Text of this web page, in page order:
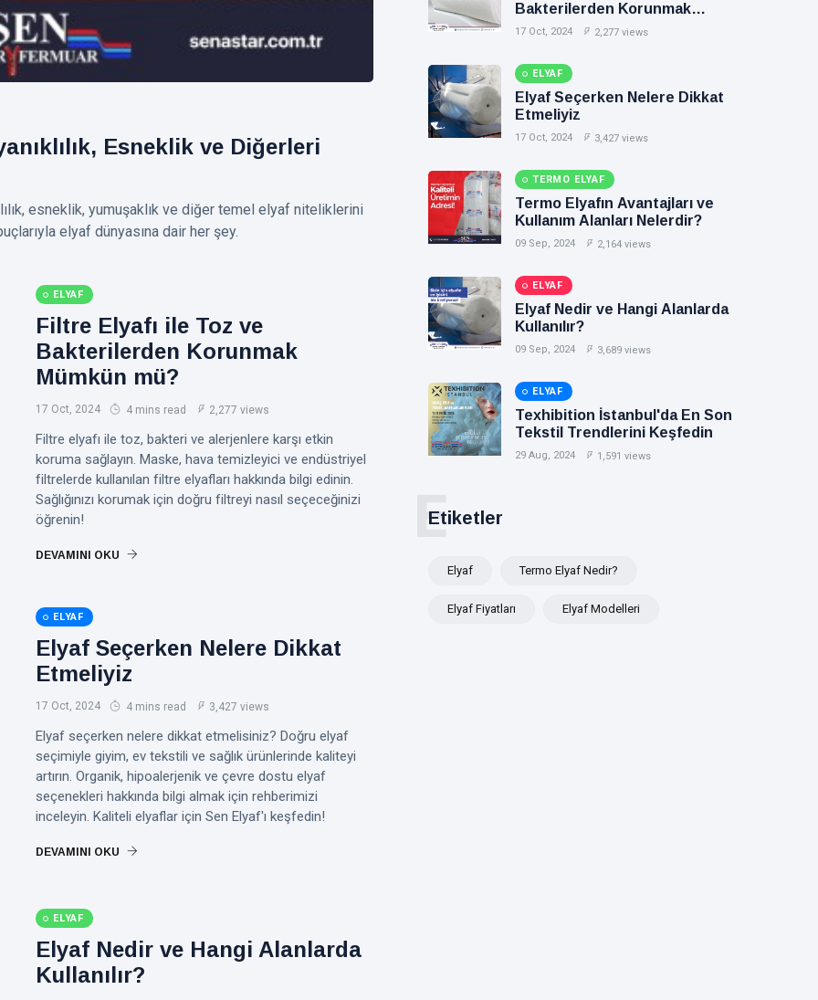
Esneklik ve Diğerleri
esneklik, yumuşaklık ve diğer temel elyaf niteliklerini
elyaf dünyasına dair her şey.
ELYAF
Filtre Elyafı ile Toz ve
Bakterilerden Korunmak
Mümkün mü?
17 Oct, 2024 4 mins read 2,277 views
Filtre elyafı ile toz, bakteri ve alerjenlere karşı etkin
koruma sağlayın. Maske, hava temizleyici ve endüstriyel
filtrelerde kullanılan filtre elyafları hakkında bilgi edinin.
Sağlığınızı korumak için doğru filtreyi nasıl seçeceğinizi
öğrenin!
DEVAMINI OKU
ELYAF
Elyaf Seçerken Nelere Dikkat
Etmeliyiz
17 Oct, 2024 4 mins read 3,427 views
Elyaf seçerken nelere dikkat etmelisiniz? Doğru elyaf
seçimiyle giyim, ev tekstili ve sağlık ürünlerinde kaliteyi
artırın. Organik, hipoalerjenik ve çevre dostu elyaf
seçenekleri hakkında bilgi almak için rehberimizi
inceleyin. Kaliteli elyaflar için Sen Elyaf'ı keşfedin!
DEVAMINI OKU
ELYAF
Elyaf Nedir ve Hangi Alanlarda
Kullanılır?
Bakterilerden Korunmak
Mümkün mü?
17 Oct, 2024 2,277 views
ELYAF
Elyaf Seçerken Nelere Dikkat
Etmeliyiz
17 Oct, 2024 3,427 views
TERMO ELYAF
Termo Elyafın Avantajları ve
Kullanım Alanları Nelerdir?
09 Sep, 2024 2,164 views
ELYAF
Elyaf Nedir ve Hangi Alanlarda
Kullanılır?
09 Sep, 2024 3,689 views
ELYAF
Texhibition İstanbul'da En Son
Tekstil Trendlerini Keşfedin
29 Aug, 2024 1,591 views
Etiketler
E
Elyaf Termo Elyaf Nedir?
Elyaf Fiyatları Elyaf Modelleri